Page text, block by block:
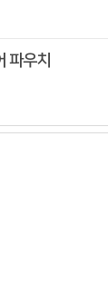
파우치